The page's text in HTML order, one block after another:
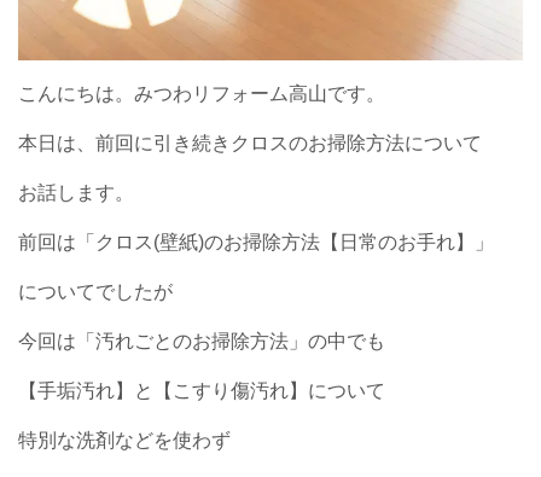
こんにちは。みつわリフォーム高山です。
本日は、前回に引き続きクロスのお掃除方法について
お話します。
前回は「クロス(壁紙)のお掃除方法【日常のお手れ】」
についてでしたが
今回は「汚れごとのお掃除方法」の中でも
【手垢汚れ】と【こすり傷汚れ】について
特別な洗剤などを使わず